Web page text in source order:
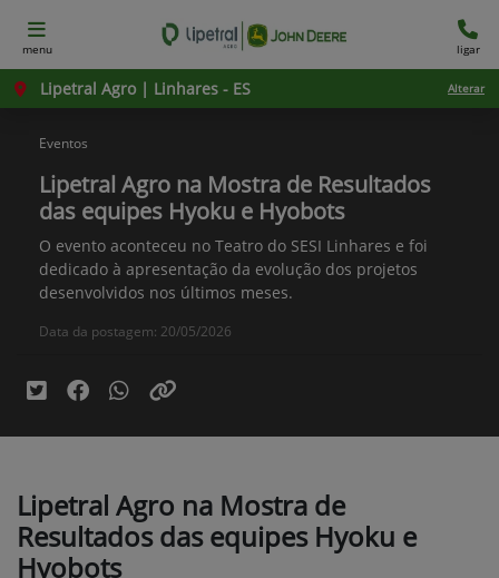
menu ligar
Lipetral Agro | Linhares - ES Alterar
Eventos
Lipetral Agro na Mostra de Resultados
das equipes Hyoku e Hyobots
O evento aconteceu no Teatro do SESI Linhares e foi
dedicado à apresentação da evolução dos projetos
desenvolvidos nos últimos meses.
Data da postagem: 20/05/2026
Lipetral Agro na Mostra de
Resultados das equipes Hyoku e
Hyobots